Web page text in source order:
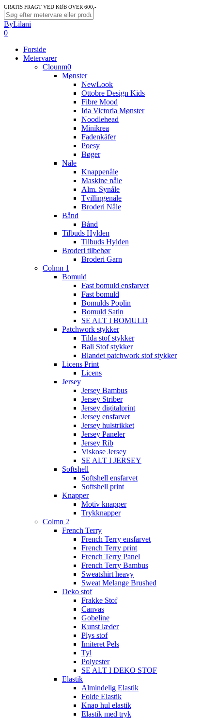
Skip
to
main
content
GRATIS FRAGT VED KØB OVER 600,-
Close
Search
ByLilani
search
account
0
Forside
Metervarer
Clounm0
Mønster
NewLook
Ottobre Design Kids
Fibre Mood
Ida Victoria Mønster
Noodlehead
Minikrea
Fadenkäfer
Poesy
Bøger
Nåle
Knappenåle
Maskine nåle
Alm. Synåle
Tvillingenåle
Broderi Nåle
Bånd
Bånd
Tilbuds Hylden
Tilbuds Hylden
Broderi tilbehør
Broderi Garn
Colmn 1
Bomuld
Fast bomuld ensfarvet
Fast bomuld
Bomulds Poplin
Bomuld Satin
SE ALT I BOMULD
Patchwork stykker
Tilda stof stykker
Bali Stof stykker
Blandet patchwork stof stykker
Licens Print
Licens
Jersey
Jersey Bambus
Jersey Striber
Jersey digitalprint
Jersey ensfarvet
Jersey hulstrikket
Jersey Paneler
Jersey Rib
Viskose Jersey
SE ALT I JERSEY
Softshell
Softshell ensfarvet
Softshell print
Knapper
Motiv knapper
Trykknapper
Colmn 2
French Terry
French Terry ensfarvet
French Terry print
French Terry Panel
French Terry Bambus
Sweatshirt heavy
Sweat Melange Brushed
Deko stof
Frakke Stof
Canvas
Gobeline
Kunst læder
Plys stof
Imiteret Pels
Tyl
Polyester
SE ALT I DEKO STOF
Elastik
Almindelig Elastik
Folde Elastik
Knap hul elastik
Elastik med tryk